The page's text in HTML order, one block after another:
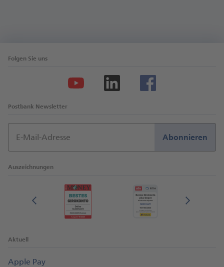
Folgen Sie uns
Postbank Newsletter
E-Mail-Adresse Abonnieren
Auszeichnungen
Aktuell
Apple Pay